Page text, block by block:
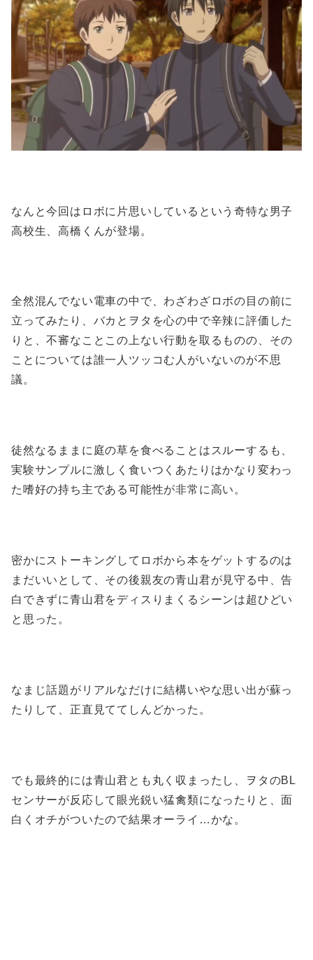
なんと今回はロボに片思いしているという奇特な男子
高校生、高橋くんが登場。
全然混んでない電車の中で、わざわざロボの目の前に
立ってみたり、バカとヲタを心の中で辛辣に評価した
りと、不審なことこの上ない行動を取るものの、その
ことについては誰一人ツッコむ人がいないのが不思
議。
徒然なるままに庭の草を食べることはスルーするも、
実験サンプルに激しく食いつくあたりはかなり変わっ
た嗜好の持ち主である可能性が非常に高い。
密かにストーキングしてロボから本をゲットするのは
まだいいとして、その後親友の青山君が見守る中、告
白できずに青山君をディスりまくるシーンは超ひどい
と思った。
なまじ話題がリアルなだけに結構いやな思い出が蘇っ
たりして、正直見ててしんどかった。
でも最終的には青山君とも丸く収まったし、ヲタのBL
センサーが反応して眼光鋭い猛禽類になったりと、面
白くオチがついたので結果オーライ…かな。